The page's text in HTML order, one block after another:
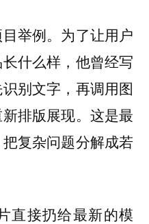
举例。为了让用户
什么样，他曾经写
别文字，再调用图
排版展现。这是最
复杂问题分解成若
直接扔给最新的模